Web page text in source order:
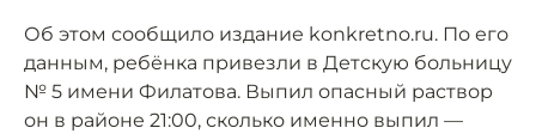
Об этом сообщило издание konkretno.ru. По его
данным, ребёнка привезли в Детскую больницу
№ 5 имени Филатова. Выпил опасный раствор
он в районе 21:00, сколько именно выпил —